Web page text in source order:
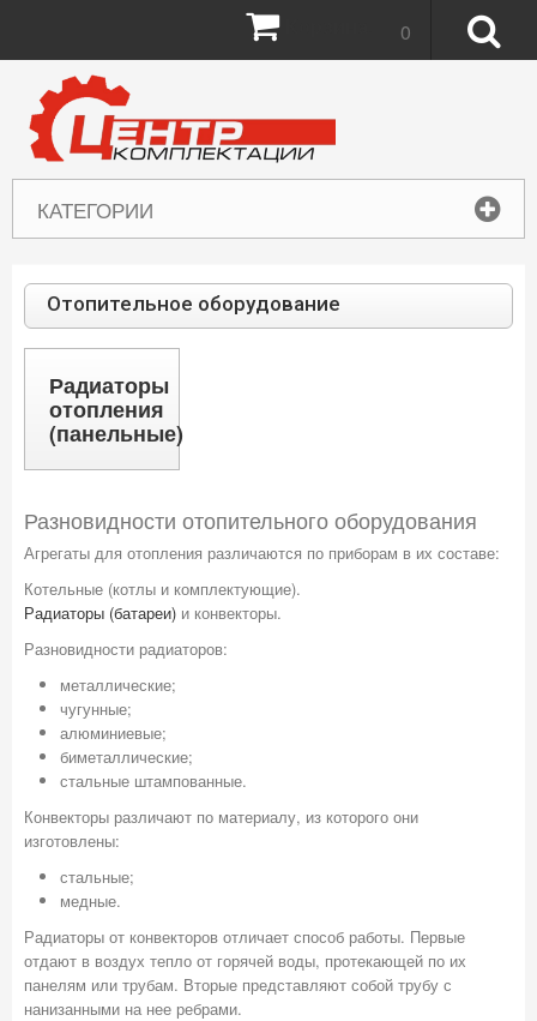
КАТЕГОРИИ
0
Отопительное оборудование
Радиаторы
отопления
(панельные)
Разновидности отопительного оборудования
Агрегаты для отопления различаются по приборам в их составе:
Котельные (котлы и комплектующие).
Радиаторы (батареи)и конвекторы.
Разновидности радиаторов:
металлические;
чугунные;
алюминиевые;
биметаллические;
стальные штампованные.
Конвекторы различают по материалу, из которого они
изготовлены:
стальные;
медные.
Радиаторы от конвекторов отличает способ работы. Первые
отдают в воздух тепло от горячей воды, протекающей по их
панелям или трубам. Вторые представляют собой трубу с
нанизанными на нее ребрами.